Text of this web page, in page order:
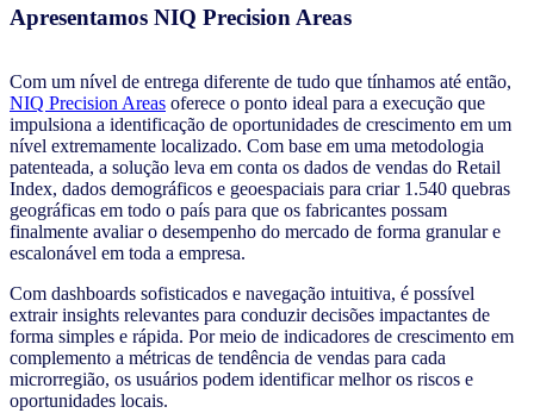
Apresentamos NIQ Precision Areas
Com um nível de entrega diferente de tudo que tínhamos até então,
NIQ Precision Areas oferece o ponto ideal para a execução que
impulsiona a identificação de oportunidades de crescimento em um
nível extremamente localizado. Com base em uma metodologia
patenteada, a solução leva em conta os dados de vendas do Retail
Index, dados demográficos e geoespaciais para criar 1.540 quebras
geográficas em todo o país para que os fabricantes possam
finalmente avaliar o desempenho do mercado de forma granular e
escalonável em toda a empresa.
Com dashboards sofisticados e navegação intuitiva, é possível
extrair insights relevantes para conduzir decisões impactantes de
forma simples e rápida. Por meio de indicadores de crescimento em
complemento a métricas de tendência de vendas para cada
microrregião, os usuários podem identificar melhor os riscos e
oportunidades locais.